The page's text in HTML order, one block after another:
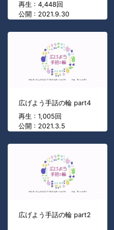
再生 : 4,448回
公開 : 2021.9.30
広げよう手話の輪 part4
再生 : 1,005回
公開 : 2021.3.5
広げよう手話の輪 part2